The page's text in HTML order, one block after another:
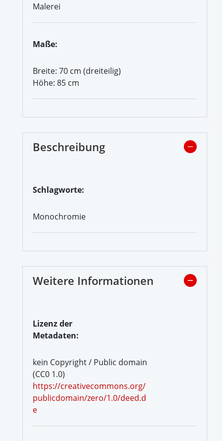
Malerei
Maße:
Breite: 70 cm (dreiteilig)
Höhe: 85 cm
Beschreibung
Schlagworte:
Monochromie
Weitere Informationen
Lizenz der
Metadaten:
kein Copyright / Public domain
(CC0 1.0)
https://creativecommons.org/
publicdomain/zero/1.0/deed.d
e